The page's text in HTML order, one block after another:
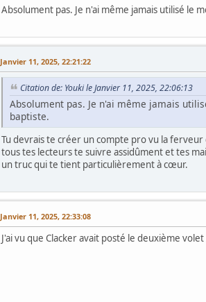
Absolument pas. Je n'ai même jamais utilisé
Janvier 11, 2025, 22:21:22
Citation de: Youki le Janvier 11, 2025, 22:06:13
Absolument pas. Je n'ai même jamais
baptiste.
Tu devrais te créer un compte pro vu la
tous tes lecteurs te suivre assidûment et tes
un truc qui te tient particulièrement à cœur.
Janvier 11, 2025, 22:33:08
J'ai vu que Clacker avait posté le deuxième